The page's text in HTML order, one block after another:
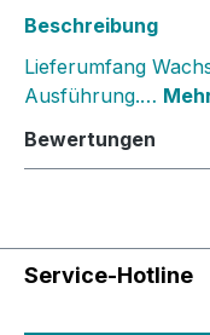
Beschreibung
Lieferumfang
Ausführung.…
Bewertungen
Service-Hotline